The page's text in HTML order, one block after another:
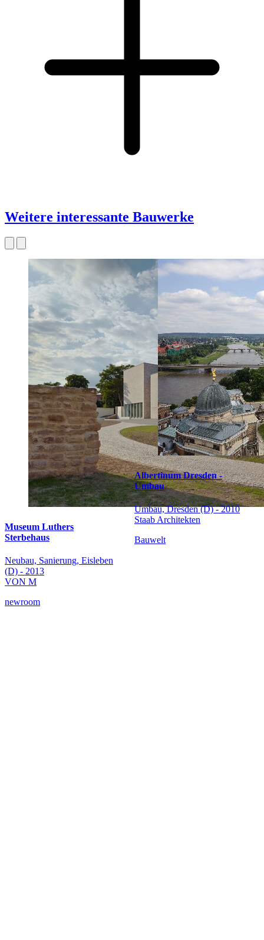
Weitere interessante Bauwerke
Museum Luthers
Sterbehaus
Neubau, Sanierung, Eisleben
(D) - 2013
VON M
newroom
Albertinum Dresden -
Umbau
Umbau, Dresden (D) - 2010
Staab Architekten
Bauwelt